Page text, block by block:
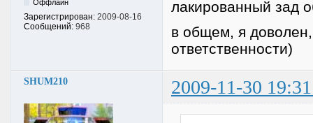
Оффлайн
Зарегистрирован: 2009-08-16
Сообщений: 968
лакированный зад
в общем, я
ответственности)
SHUM210 2009-11-30